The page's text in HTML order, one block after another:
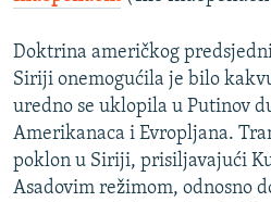
Doktrina američkog
Siriji onemogućila je bilo
uredno se uklopila u Putinov
Amerikanaca i Evropljana.
poklon u Siriji, prisiljavajući
Asadovim režimom, odnosno